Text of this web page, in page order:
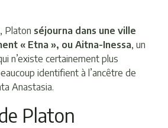
Platon séjourna dans une ville
« Etna », ou Aitna-Inessa, un
n’existe certainement plus
identifient à l’ancêtre de
Anastasia.
Platon